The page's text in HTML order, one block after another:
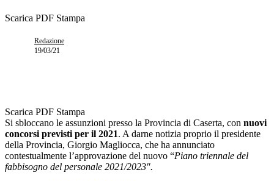
Scarica PDF Stampa
Redazione
19/03/21
Scarica PDF Stampa
Si sbloccano le assunzioni presso la Provincia di Caserta, con nuovi
concorsi previsti per il 2021. A darne notizia proprio il presidente
della Provincia, Giorgio Magliocca, che ha annunciato
contestualmente l’approvazione del nuovo “Piano triennale del
fabbisogno del personale 2021/2023″.